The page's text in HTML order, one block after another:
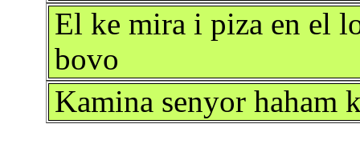
El ke mira i piza en el
bovo
Kamina senyor haham